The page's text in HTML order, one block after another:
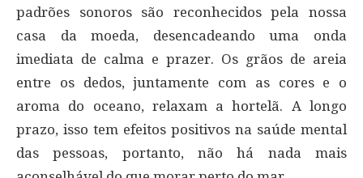
padrões sonoros são reconhecidos pela nossa
casa da moeda, desencadeando uma onda
imediata de calma e prazer. Os grãos de areia
entre os dedos, juntamente com as cores e o
aroma do oceano, relaxam a hortelã. A longo
prazo, isso tem efeitos positivos na saúde mental
das pessoas, portanto, não há nada mais